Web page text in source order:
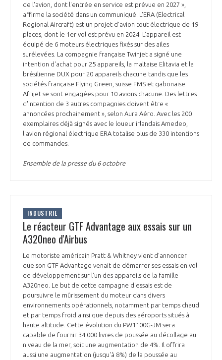
NOS RÉSEAUX À L'INTERNATIONAL
COMITÉ AERO PME
STARTAIR
COMMISSIONS ET COMITÉS
LES PROGRAMMES DU GIFAS
UN ÉCOSYSTÈME INTÉGRÉ ET COHÉRENT
POURQUOI DEVENIR MEMBRE ?
LA MÉDIATION
LA MÉDIATION DANS LA FILIÈRE AÉRONAUTIQUE ET SPATIALE
LE MÉDIATEUR DE LA FILIÈRE AÉRONAUTIQUE ET SPATIALE
MÉDIATION ET CHARTE D’ENGAGEMENT SUR LES RELATIONS ENTRE
CLIENTS ET FOURNISSEURS
LA MÉDIATION AU-DELÀ DE LA FILIÈRE AÉRONAUTIQUE ET SPATIALE
LE SALON DU BOURGET
L'OBSERVATOIRE
CHIFFRES CLÉS
LES ENJEUX
EMPLOI & FORMATION
ENVIRONNEMENT
INNOVATION
INTERNATIONALISATION
DOCUMENTS & BROCHURES
RAPPORTS D'ACTIVITÉS
de l'avion, dont l'entrée en service est prévue en 2027 »,
affirme la société dans un communiqué. L'ERA (Electrical
Regional Aircraft) est un projet d'avion tout électrique de 19
places, dont le 1er vol est prévu en 2024. L'appareil est
équipé de 6 moteurs électriques fixés sur des ailes
surélevées. La compagnie française Twinjet a signé une
intention d'achat pour 25 appareils, la maltaise Elitavia et la
brésilienne DUX pour 20 appareils chacune tandis que les
sociétés française Flying Green, suisse FMS et gabonaise
Afrijet se sont engagées pour 10 avions chacune. Des lettres
d'intention de 3 autres compagnies doivent être «
annoncées prochainement », selon Aura Aéro. Avec les 200
exemplaires déjà signés avec le loueur irlandais Amedeo,
l'avion régional électrique ERA totalise plus de 330 intentions
de commandes.
Ensemble de la presse du 6 octobre
INDUSTRIE
Le réacteur GTF Advantage aux essais sur un
A320neo d'Airbus
Le motoriste américain Pratt & Whitney vient d'annoncer
que son GTF Advantage venait de démarrer ses essais en vol
de développement sur l'un des appareils de la famille
A320neo. Le but de cette campagne d'essais est de
poursuivre le mûrissement du moteur dans divers
environnements opérationnels, notamment par temps chaud
et par temps froid ainsi que depuis des aéroports situés à
haute altitude. Cette évolution du PW1100G-JM sera
capable de fournir 34 000 livres de poussée au décollage au
niveau de la mer, soit une augmentation de 4%. Il offrira
aussi une augmentation (jusqu'à 8%) de la poussée au
Découvrez les avantages d'adhérer au GIFAS.
Rencontres, salons, données sectorielles,
programmes ...
DEMANDE D’ADHÉSION